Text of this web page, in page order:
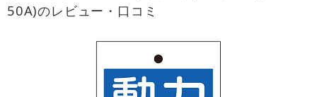
50A)のレビュー・口コミ